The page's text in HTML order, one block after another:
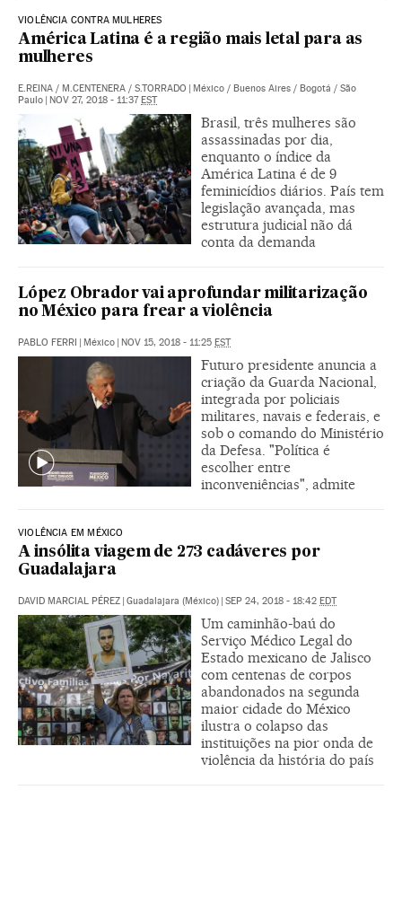
VIOLÊNCIA CONTRA MULHERES
América Latina é a região mais letal para as
mulheres
E.REINA / M.CENTENERA / S.TORRADO | México / Buenos Aires / Bogotá / São
Paulo | NOV 27, 2018 - 11:37EST
Brasil, três mulheres são
assassinadas por dia,
enquanto o índice da
América Latina é de 9
feminicídios diários. País tem
legislação avançada, mas
estrutura judicial não dá
conta da demanda
López Obrador vai aprofundar militarização
no México para frear a violência
PABLO FERRI | México | NOV 15, 2018 - 11:25 EST
Futuro presidente anuncia a
criação da Guarda Nacional,
integrada por policiais
militares, navais e federais, e
sob o comando do Ministério
da Defesa. "Política é
escolher entre
inconveniências", admite
VIOLÊNCIA EM MÉXICO
A insólita viagem de 273 cadáveres por
Guadalajara
DAVID MARCIAL PÉREZ | Guadalajara (México) | SEP 24, 2018 - 18:42 EDT
Um caminhão-baú do
Serviço Médico Legal do
Estado mexicano de Jalisco
com centenas de corpos
abandonados na segunda
maior cidade do México
ilustra o colapso das
instituições na pior onda de
violência da história do país